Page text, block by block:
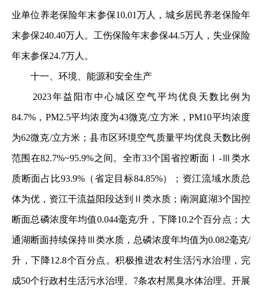
业单位养老保险年末参保10.01万人，城乡居民养老保险年
末参保240.40万人。工伤保险年末参保44.5万人，失业保险
年末参保24.7万人。
十一、环境、能源和安全生产
2023年益阳市中心城区空气平均优良天数比例为
84.7%，PM2.5平均浓度为43微克/立方米，PM10平均浓度
为62微克/立方米；县市区环境空气质量平均优良天数比例
范围在82.7%~95.9%之间。全市33个国省控断面Ⅰ-Ⅲ类水
质断面占比93.9%（省定目标84.85%）；资江流域水质总
体为优，资江干流益阳段达到Ⅱ类水质；南洞庭湖3个国控
断面总磷浓度年均值0.044毫克/升，下降10.2个百分点；大
通湖断面持续保持Ⅲ类水质，总磷浓度年均值为0.082毫克/
升，下降12.8个百分点。积极推进农村生活污水治理，完
成50个行政村生活污水治理、7条农村黑臭水体治理。开展